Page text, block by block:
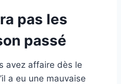
pas les
passé
avez affaire dès le
a eu une mauvaise